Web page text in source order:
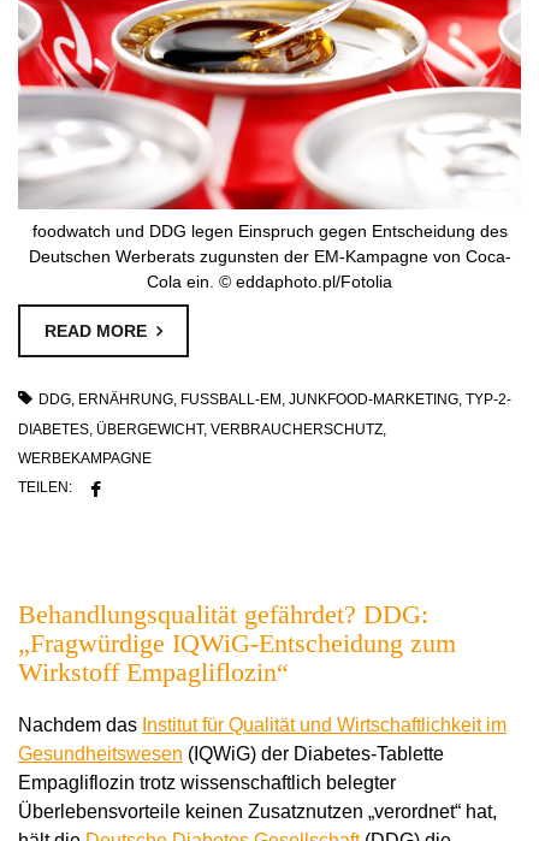
foodwatch und DDG legen Einspruch gegen Entscheidung des
Deutschen Werberats zugunsten der EM-Kampagne von Coca-
Cola ein. © eddaphoto.pl/Fotolia
READ MORE
DDG ERNÄHRUNG FUSSBALL-EM JUNKFOOD-MARKETING TYP-2-
DIABETES ÜBERGEWICHT, VERBRAUCHERSCHUTZ
WERBEKAMPAGNE
TEILEN:
Behandlungsqualität gefährdet? DDG:
„Fragwürdige IQWiG-Entscheidung zum
Wirkstoff Empagliflozin“
Nachdem das Institut für Qualität und Wirtschaftlichkeit im
Gesundheitswesen (IQWiG) der Diabetes-Tablette
Empagliflozin trotz wissenschaftlich belegter
Überlebensvorteile keinen Zusatznutzen „verordnet“ hat,